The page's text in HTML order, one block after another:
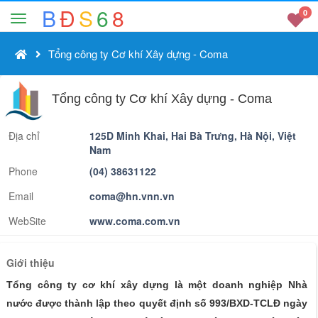
BĐS68 0
Tổng công ty Cơ khí Xây dựng - Coma
Tổng công ty Cơ khí Xây dựng - Coma
Địa chỉ
125D Minh Khai, Hai Bà Trưng, Hà Nội, Việt
Nam
Phone
(04) 38631122
Email
coma@hn.vnn.vn
WebSite
www.coma.com.vn
Giới thiệu
Tổng công ty cơ khí xây dựng là một doanh nghiệp Nhà
nước được thành lập theo quyết định số 993/BXD-TCLĐ ngày